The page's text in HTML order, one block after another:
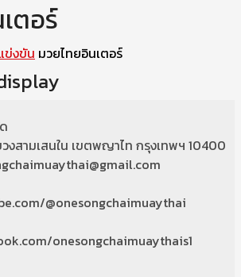
ตอร์
ข่งขัน มวยไทยอินเตอร์
งสามเสนใน เขตพญาไท กรุงเทพฯ 10400
@onesongchaimuaythai
onesongchaimuaythais1